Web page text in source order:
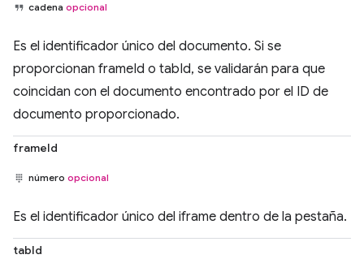
cadena opcional
Es el identificador único del documento. Si se
proporcionan frameId o tabId, se validarán para que
coincidan con el documento encontrado por el ID de
documento proporcionado.
frameId
número opcional
Es el identificador único del iframe dentro de la pestaña.
tabId